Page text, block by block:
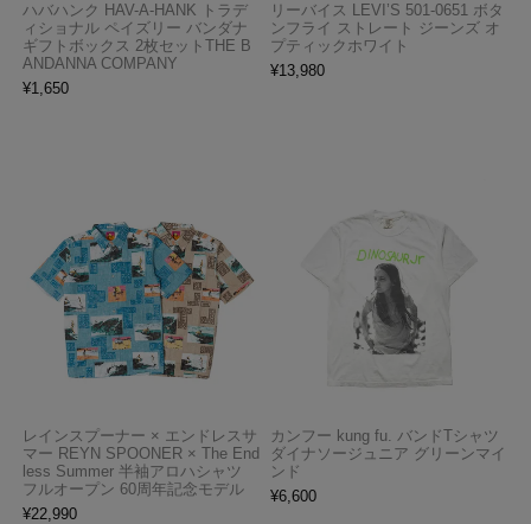
ハバハンク HAV-A-HANK トラデ
ィショナル ペイズリー バンダナ
ギフトボックス 2枚セットTHE B
ANDANNA COMPANY
¥1,650
リーバイス LEVI’S 501-0651 ボタ
ンフライ ストレート ジーンズ オ
プティックホワイト
¥13,980
レインスプーナー × エンドレスサ
マー REYN SPOONER × The End
less Summer 半袖アロハシャツ
フルオープン 60周年記念モデル
¥22,990
カンフー kung fu. バンドTシャツ
ダイナソージュニア グリーンマイ
ンド
¥6,600